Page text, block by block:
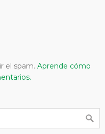
el spam. Aprende cómo